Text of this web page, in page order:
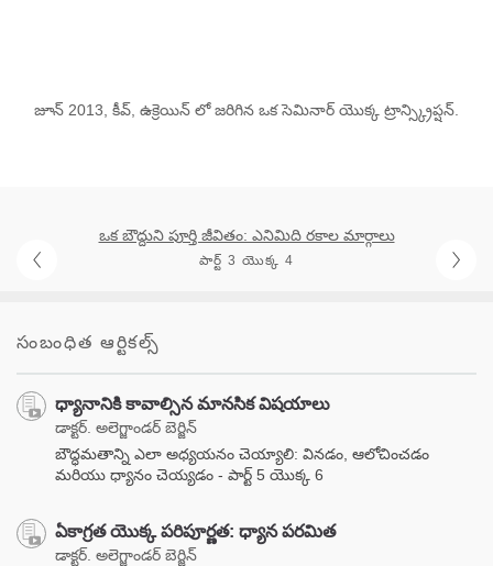
జూన్ 2013, కీవ్, ఉక్రెయిన్ లో జరిగిన ఒక సెమినార్ యొక్క ట్రాన్స్క్రిప్షన్.
ఒక బౌద్దుని పూర్తి జీవితం: ఎనిమిది రకాల మార్గాలు
పార్ట్ 3 యొక్క 4
సంబంధిత ఆర్టికల్స్
ధ్యానానికి కావాల్సిన మానసిక విషయాలు
డాక్టర్. అలెగ్జాండర్ బెర్జిన్
బౌద్ధమతాన్ని ఎలా అధ్యయనం చెయ్యాలి: వినడం, ఆలోచించడం
మరియు ధ్యానం చెయ్యడం - పార్ట్ 5 యొక్క 6
ఏకాగ్రత యొక్క పరిపూర్ణత: ధ్యాన పరమిత
డాక్టర్. అలెగ్జాండర్ బెర్జిన్